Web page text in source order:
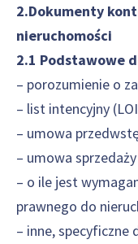
2.Dokumenty
nieruchomości
2.1 Podstawowe
– porozumienie o
– list intencyjny
– umowa
– umowa sprzedaży
– o ile jest
prawnego do
– inne,